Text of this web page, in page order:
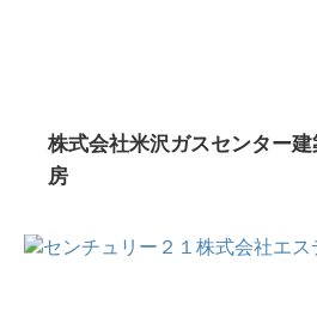
株式会社米沢ガスセンター建
房